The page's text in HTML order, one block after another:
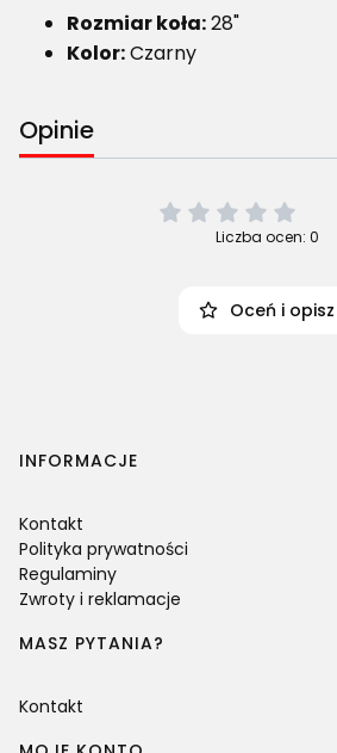
Rozmiar koła:28"
Kolor:Czarny
Opinie
Liczba ocen: 0
Oceń i opisz
Linki w stopce
INFORMACJE
Kontakt
Polityka prywatności
Regulaminy
Zwroty i reklamacje
MASZ PYTANIA?
Kontakt